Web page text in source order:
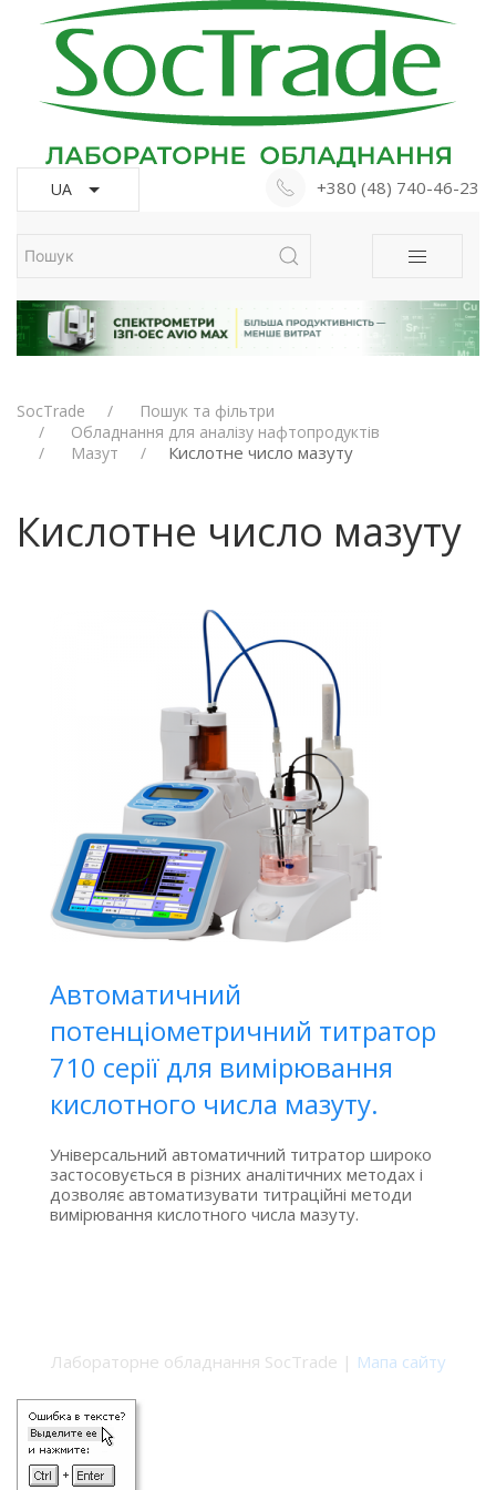
UA +380 (48) 740-46-23
SocTrade
Пошук та фільтри
Обладнання для аналізу нафтопродуктів
Мазут
Кислотне число мазуту
Кислотне число мазуту
Автоматичний
потенціометричний титратор
710 серії для вимірювання
кислотного числа мазуту.
Універсальний автоматичний титратор широко
застосовується в різних аналітичних методах і
дозволяє автоматизувати титраційні методи
вимірювання кислотного числа мазуту.
Лабораторне обладнання SocTrade | Мапа сайту